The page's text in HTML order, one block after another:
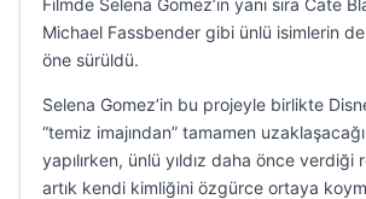
Filmde Selena Gomez’in yanı sıra Cate
Michael Fassbender gibi ünlü isimlerin
öne sürüldü.
Selena Gomez’in bu projeyle birlikte
“temiz imajından” tamamen
yapılırken, ünlü yıldız daha önce verdiği
artık kendi kimliğini özgürce ortaya